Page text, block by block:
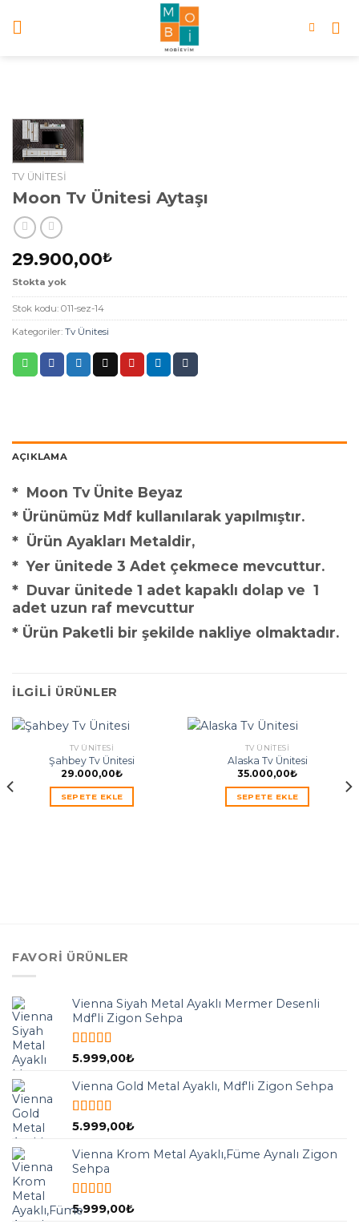
TV ÜNITESI
Moon Tv Ünitesi Aytaşı
29.900,00₺
Stokta yok
Stok kodu: 011-sez-14
Kategoriler: Tv Ünitesi
AÇIKLAMA
* Moon Tv Ünite Beyaz
* Ürünümüz Mdf kullanılarak yapılmıştır.
* Ürün Ayakları Metaldir,
* Yer ünitede 3 Adet çekmece mevcuttur.
* Duvar ünitede 1 adet kapaklı dolap ve 1
adet uzun raf mevcuttur
* Ürün Paketli bir şekilde nakliye olmaktadır.
İLGILI ÜRÜNLER
TV ÜNITESI
Şahbey Tv Ünitesi
29.000,00₺
SEPETE EKLE
TV ÜNITESI
Alaska Tv Ünitesi
35.000,00₺
SEPETE EKLE
FAVORI ÜRÜNLER
Vienna Siyah Metal Ayaklı Mermer Desenli
Mdf'li Zigon Sehpa
5 üzerinden
5.999,00₺
Vienna Gold Metal Ayaklı, Mdf'li Zigon Sehpa
5 üzerinden
5.999,00₺
Vienna Krom Metal Ayaklı,Füme Aynalı Zigon
Sehpa
5 üzerinden
5.999,00₺